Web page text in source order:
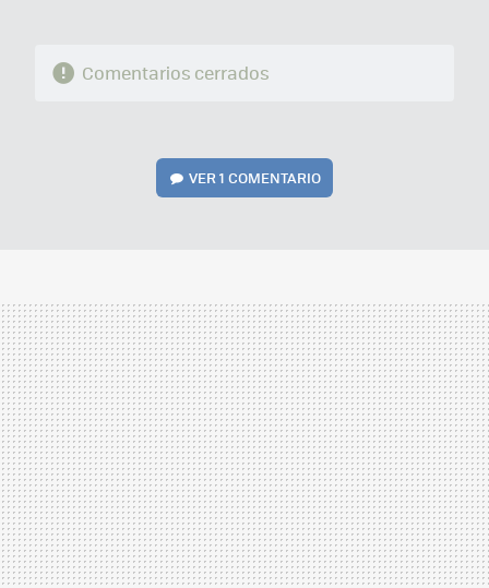
Comentarios cerrados
VER1 COMENTARIO